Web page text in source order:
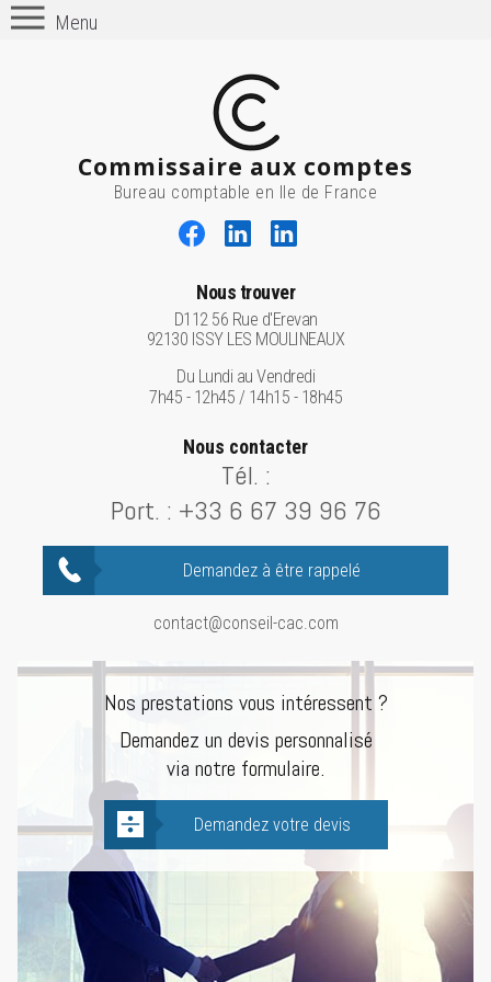
Menu
Commissaire aux comptes
Bureau comptable en Ile de France
Nous trouver
D112 56 Rue d'Erevan
92130 ISSY LES MOULINEAUX
Du Lundi au Vendredi
7h45 - 12h45 / 14h15 - 18h45
Nous contacter
Tél. :
Port. : +33 6 67 39 96 76
Demandez à être rappelé
contact@conseil-cac.com
Nos prestations vous intéressent ?
Demandez un devis personnalisé
via notre formulaire.
Demandez votre devis